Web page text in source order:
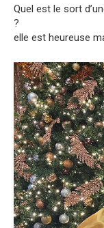
Quel est le sort
?
elle est heureuse